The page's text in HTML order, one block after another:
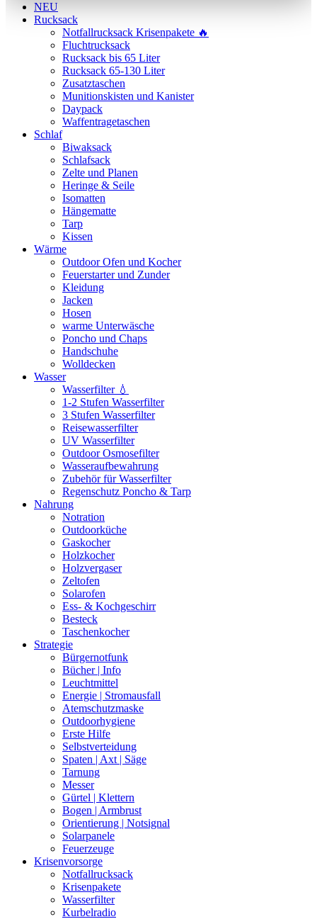
NEU
Rucksack
Notfallrucksack Krisenpakete 🔥
Fluchtrucksack
Rucksack bis 65 Liter
Rucksack 65-130 Liter
Zusatztaschen
Munitionskisten und Kanister
Daypack
Waffentragetaschen
Schlaf
Biwaksack
Schlafsack
Zelte und Planen
Heringe & Seile
Isomatten
Hängematte
Tarp
Kissen
Wärme
Outdoor Ofen und Kocher
Feuerstarter und Zunder
Kleidung
Jacken
Hosen
warme Unterwäsche
Poncho und Chaps
Handschuhe
Wolldecken
Wasser
Wasserfilter 💧
1-2 Stufen Wasserfilter
3 Stufen Wasserfilter
Reisewasserfilter
UV Wasserfilter
Outdoor Osmosefilter
Wasseraufbewahrung
Zubehör für Wasserfilter
Regenschutz Poncho & Tarp
Nahrung
Notration
Outdoorküche
Gaskocher
Holzkocher
Holzvergaser
Zeltofen
Solarofen
Ess- & Kochgeschirr
Besteck
Taschenkocher
Strategie
Bürgernotfunk
Bücher | Info
Leuchtmittel
Energie | Stromausfall
Atemschutzmaske
Outdoorhygiene
Erste Hilfe
Selbstverteidung
Spaten | Axt | Säge
Tarnung
Messer
Gürtel | Klettern
Bogen | Armbrust
Orientierung | Notsignal
Solarpanele
Feuerzeuge
Krisenvorsorge
Notfallrucksack
Krisenpakete
Wasserfilter
Kurbelradio